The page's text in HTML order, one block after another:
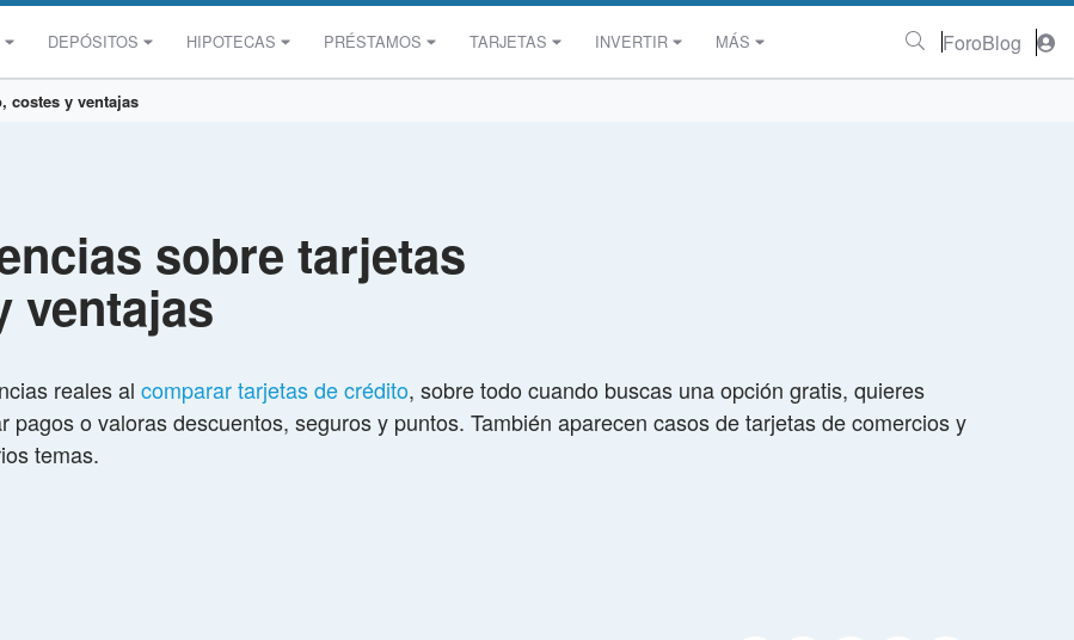
DEPÓSITOS HIPOTECAS PRÉSTAMOS TARJETAS INVERTIR MÁS ForoBlog
costes y ventajas
sobre tarjetas
ventajas
reales al comparar tarjetas de crédito, sobre todo cuando buscas una opción gratis, quieres
o valoras descuentos, seguros y puntos. También aparecen casos de tarjetas de comercios y
temas.